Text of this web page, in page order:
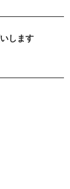
します